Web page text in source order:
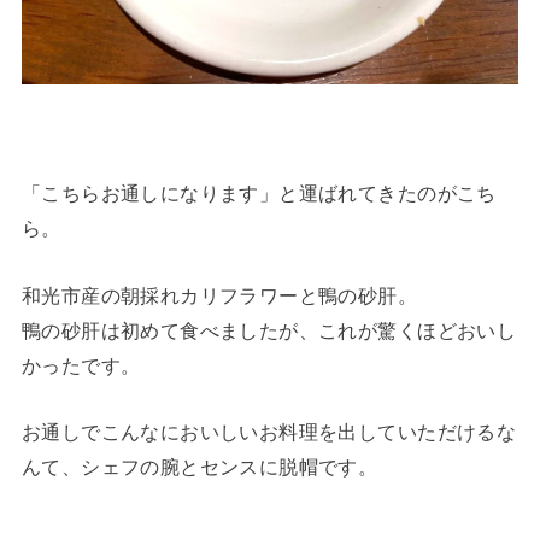
「こちらお通しになります」と運ばれてきたのがこち
ら。
和光市産の朝採れカリフラワーと鴨の砂肝。
鴨の砂肝は初めて食べましたが、これが驚くほどおいし
かったです。
お通しでこんなにおいしいお料理を出していただけるな
んて、シェフの腕とセンスに脱帽です。